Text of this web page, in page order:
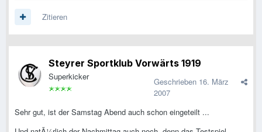
Zitieren
Steyrer Sportklub Vorwärts 1919
Superkicker Geschrieben 16. März
2007
Sehr gut, ist der Samstag Abend auch schon eingeteilt ...